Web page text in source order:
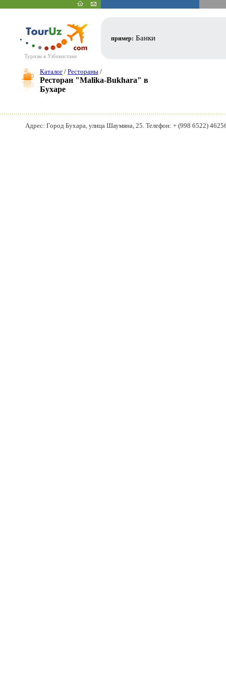
Туризм в Узбекистане
пример: Банки
Каталог / Рестораны /
Ресторан "Malika-Bukhara" в
Бухаре
Адрес: Город Бухара, улица Шаумяна, 25. Телефон: + (998 6522)